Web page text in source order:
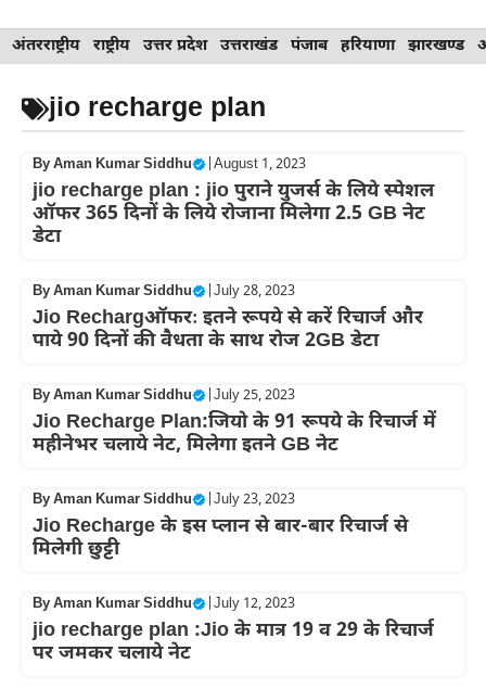
Skip
to
content
अंतरराष्ट्रीय राष्ट्रीय उत्तर प्रदेश उत्तराखंड पंजाब हरियाणा झारखण्ड
jio recharge plan
ByAman Kumar Siddhu August 1, 2023
jio recharge plan : jio पुराने युजर्स के लिये स्पेशल
ऑफर 365 दिनों के लिये रोजाना मिलेगा 2.5 GB नेट
डेटा
ByAman Kumar Siddhu July 28, 2023
Jio Rechargऑफरः इतने रूपये से करें रिचार्ज और
पाये 90 दिनों की वैधता के साथ रोज 2GB डेटा
ByAman Kumar Siddhu July 25, 2023
Jio Recharge Plan:जियो के 91 रूपये के रिचार्ज में
महीनेभर चलाये नेट, मिलेगा इतने GB नेट
ByAman Kumar Siddhu July 23, 2023
Jio Recharge के इस प्लान से बार-बार रिचार्ज से
मिलेगी छुट्टी
ByAman Kumar Siddhu July 12, 2023
jio recharge plan :Jio के मात्र 19 व 29 के रिचार्ज
पर जमकर चलाये नेट